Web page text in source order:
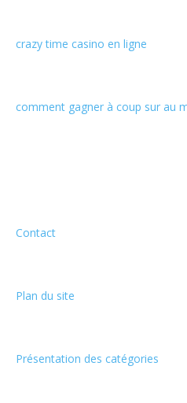
crazy time casino en ligne
comment gagner à coup sur au
Contact
Plan du site
Présentation des catégories